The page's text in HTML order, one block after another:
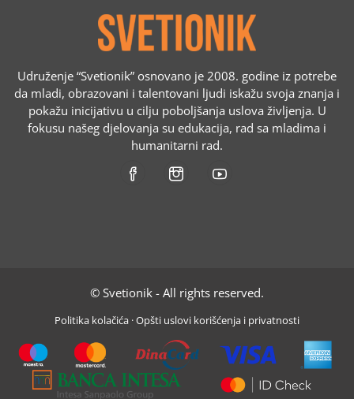
Udruženje “Svetionik” osnovano je 2008. godine iz potrebe
da mladi, obrazovani i talentovani ljudi iskažu svoja znanja i
pokažu inicijativu u cilju poboljšanja uslova življenja. U
fokusu našeg djelovanja su edukacija, rad sa mladima i
humanitarni rad.
© Svetionik - All rights reserved.
Politika kolačića ·Opšti uslovi korišćenja i privatnosti